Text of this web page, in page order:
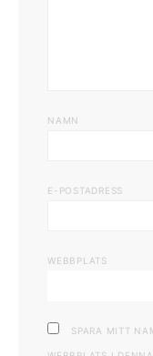
NAMN
E-POSTADRESS
WEBBPLATS
SPARA MITT